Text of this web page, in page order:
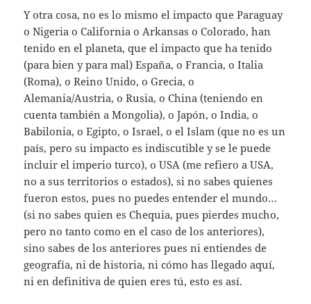
Y otra cosa, no es lo mismo el impacto que Paraguay
o Nigeria o California o Arkansas o Colorado, han
tenido en el planeta, que el impacto que ha tenido
(para bien y para mal) España, o Francia, o Italia
(Roma), o Reino Unido, o Grecia, o
Alemania/Austria, o Rusia, o China (teniendo en
cuenta también a Mongolia), o Japón, o India, o
Babilonia, o Egipto, o Israel, o el Islam (que no es un
país, pero su impacto es indiscutible y se le puede
incluir el imperio turco), o USA (me refiero a USA,
no a sus territorios o estados), si no sabes quienes
fueron estos, pues no puedes entender el mundo…
(si no sabes quien es Chequia, pues pierdes mucho,
pero no tanto como en el caso de los anteriores),
sino sabes de los anteriores pues ni entiendes de
geografía, ni de historia, ni cómo has llegado aquí,
ni en definitiva de quien eres tú, esto es así.